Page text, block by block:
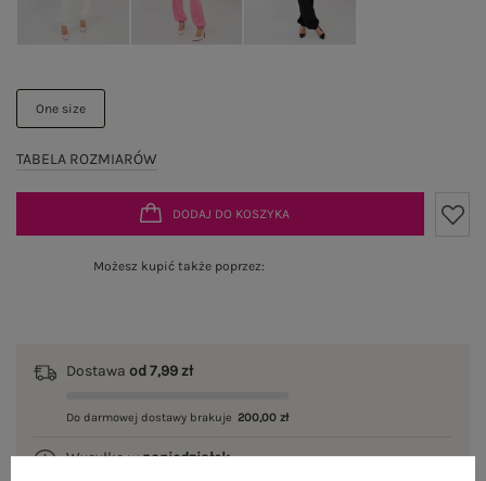
One size
TABELA ROZMIARÓW
DODAJ DO KOSZYKA
Możesz kupić także poprzez:
Dostawa od 7,99 zł
Do darmowej dostawy brakuje 200,00 zł
Wysyłka wponiedziałek